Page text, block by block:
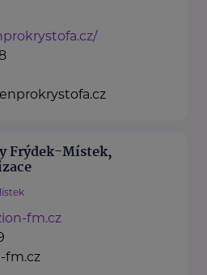
Frýdek-Místek,
fm.cz
fm.cz